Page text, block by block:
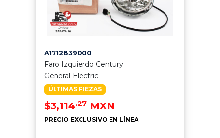
A1712839000
Faro Izquierdo Century
General-Electric
ÚLTIMAS PIEZAS
$3,114.27 MXN
PRECIO EXCLUSIVO EN LÍNEA